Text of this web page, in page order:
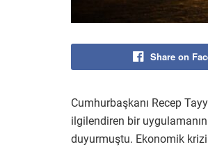
Share on
Cumhurbaşkanı Recep
ilgilendiren bir
duyurmuştu. Ekonomik